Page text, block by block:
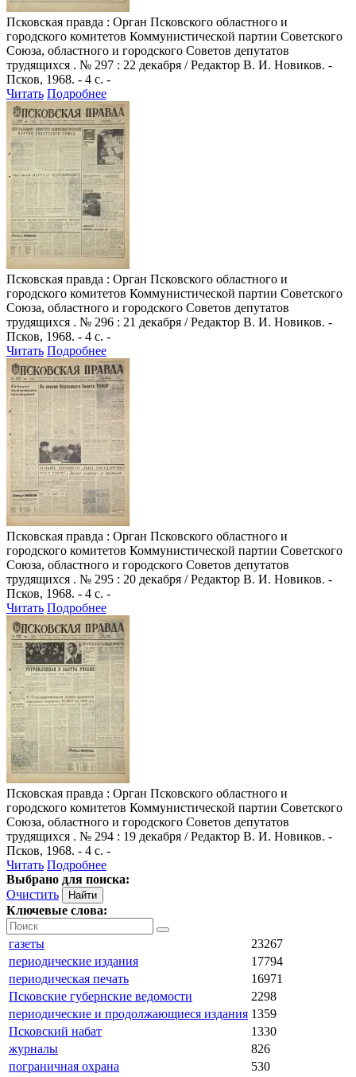
Псковская правда : Орган Псковского областного и
городского комитетов Коммунистической партии Советского
Союза, областного и городского Советов депутатов
трудящихся . № 297 : 22 декабря / Редактор В. И. Новиков. -
Псков, 1968. - 4 с. -
Читать Подробнее
Псковская правда : Орган Псковского областного и
городского комитетов Коммунистической партии Советского
Союза, областного и городского Советов депутатов
трудящихся . № 296 : 21 декабря / Редактор В. И. Новиков. -
Псков, 1968. - 4 с. -
Читать Подробнее
Псковская правда : Орган Псковского областного и
городского комитетов Коммунистической партии Советского
Союза, областного и городского Советов депутатов
трудящихся . № 295 : 20 декабря / Редактор В. И. Новиков. -
Псков, 1968. - 4 с. -
Читать Подробнее
Псковская правда : Орган Псковского областного и
городского комитетов Коммунистической партии Советского
Союза, областного и городского Советов депутатов
трудящихся . № 294 : 19 декабря / Редактор В. И. Новиков. -
Псков, 1968. - 4 с. -
Читать Подробнее
Выбрано для поиска:
Очистить
Ключевые слова:
газеты
23267
периодические издания
17794
периодическая печать
16971
Псковские губернские ведомости
2298
периодические и продолжающиеся издания 1359
Псковский набат
1330
журналы
826
пограничная охрана
530